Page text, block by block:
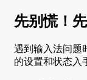
先别慌！
遇到输入法问题
的设置和状态入